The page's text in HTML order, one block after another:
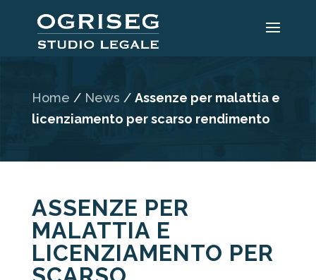
Home / News / Assenze per malattia e
licenziamento per scarso rendimento
ASSENZE PER
MALATTIA E
LICENZIAMENTO PER